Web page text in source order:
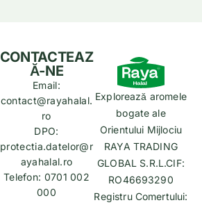
Explorează aromele
bogate ale
Orientului Mijlociu
RAYA TRADING
GLOBAL S.R.L.CIF:
RO46693290
Registru Comertului:
CONTACTEAZ
Ă-NE
Email:
contact@rayahalal.
ro
DPO:
protectia.datelor@r
ayahalal.ro
Telefon: 0701 002
000